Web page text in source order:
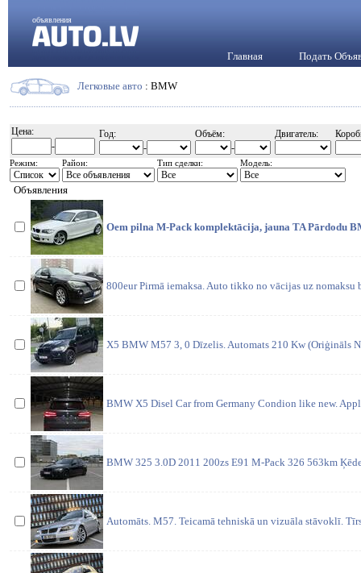
объявления
Главная Подать
Легковые авто : BMW
Цена:
-
Год:
-
Объём:
-
Двигатель:
Режим: Район: Тип сделки: Модель:
Объявления
Oem pilna M-Pack komplektācija, jauna TA Pārdodu
800eur Pirmā iemaksa. Auto tikko no vācijas uz nomaksu
X5 BMW M57 3, 0 Dīzelis. Automats 210 Kw (Oriģināls
BMW X5 Disel Car from Germany Condion like new.
BMW 325 3.0D 2011 200zs E91 M-Pack 326 563km
Automāts. M57. Teicamā tehniskā un vizuāla stāvoklī.